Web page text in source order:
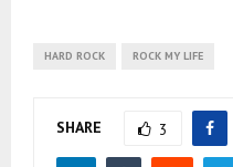
HARD ROCK ROCK MY LIFE
SHARE 3